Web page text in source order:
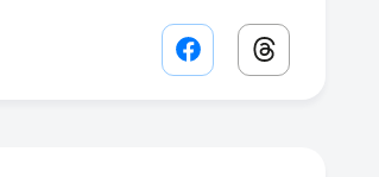
Facebook share link
Threads